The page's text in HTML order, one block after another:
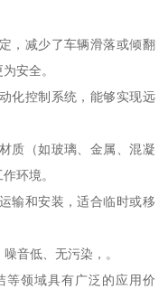
，减少了车辆滑落或倾翻
安全。
化控制系统，能够实现远
质（如玻璃、金属、混凝
环境。
输和安装，适合临时或移
音低、无污染，。
等领域具有广泛的应用价